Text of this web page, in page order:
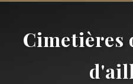
Cimetières